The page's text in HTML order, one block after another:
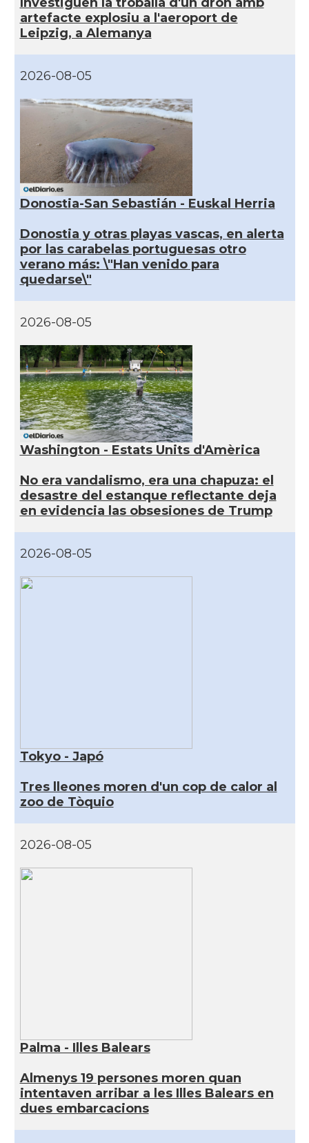
artefacte explosiu a l'aeroport de
Leipzig, a Alemanya
2026-08-05
Donostia-San Sebastián - Euskal Herria
Donostia y otras playas vascas, en alerta
por las carabelas portuguesas otro
verano más: \"Han venido para
quedarse\"
2026-08-05
Washington - Estats Units d'Amèrica
No era vandalismo, era una chapuza: el
desastre del estanque reflectante deja
en evidencia las obsesiones de Trump
2026-08-05
Tokyo - Japó
Tres lleones moren d'un cop de calor al
zoo de Tòquio
2026-08-05
Palma - Illes Balears
Almenys 19 persones moren quan
intentaven arribar a les Illes Balears en
dues embarcacions